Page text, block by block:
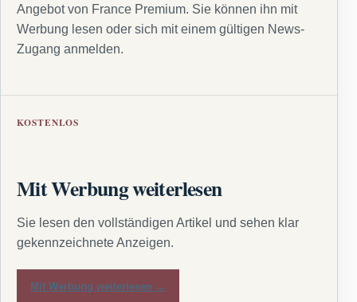
Angebot von France Premium. Sie können ihn mit
Werbung lesen oder sich mit einem gültigen News-
Zugang anmelden.
KOSTENLOS
Mit Werbung weiterlesen
Sie lesen den vollständigen Artikel und sehen klar
gekennzeichnete Anzeigen.
Mit Werbung weiterlesen →